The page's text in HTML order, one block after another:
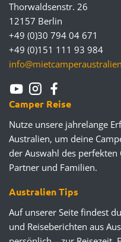
Thorwaldsenstr. 26
12157 Berlin
+49 (0)30 794 04 671
+49 (0)151 111 93 984
Camper Reise
Nutze unsere jahrelange
Australien, um deine
der Auswahl des
Partner und Familien.
Australien Tips
Auf unserer Seite findest
und Reiseberichten aus